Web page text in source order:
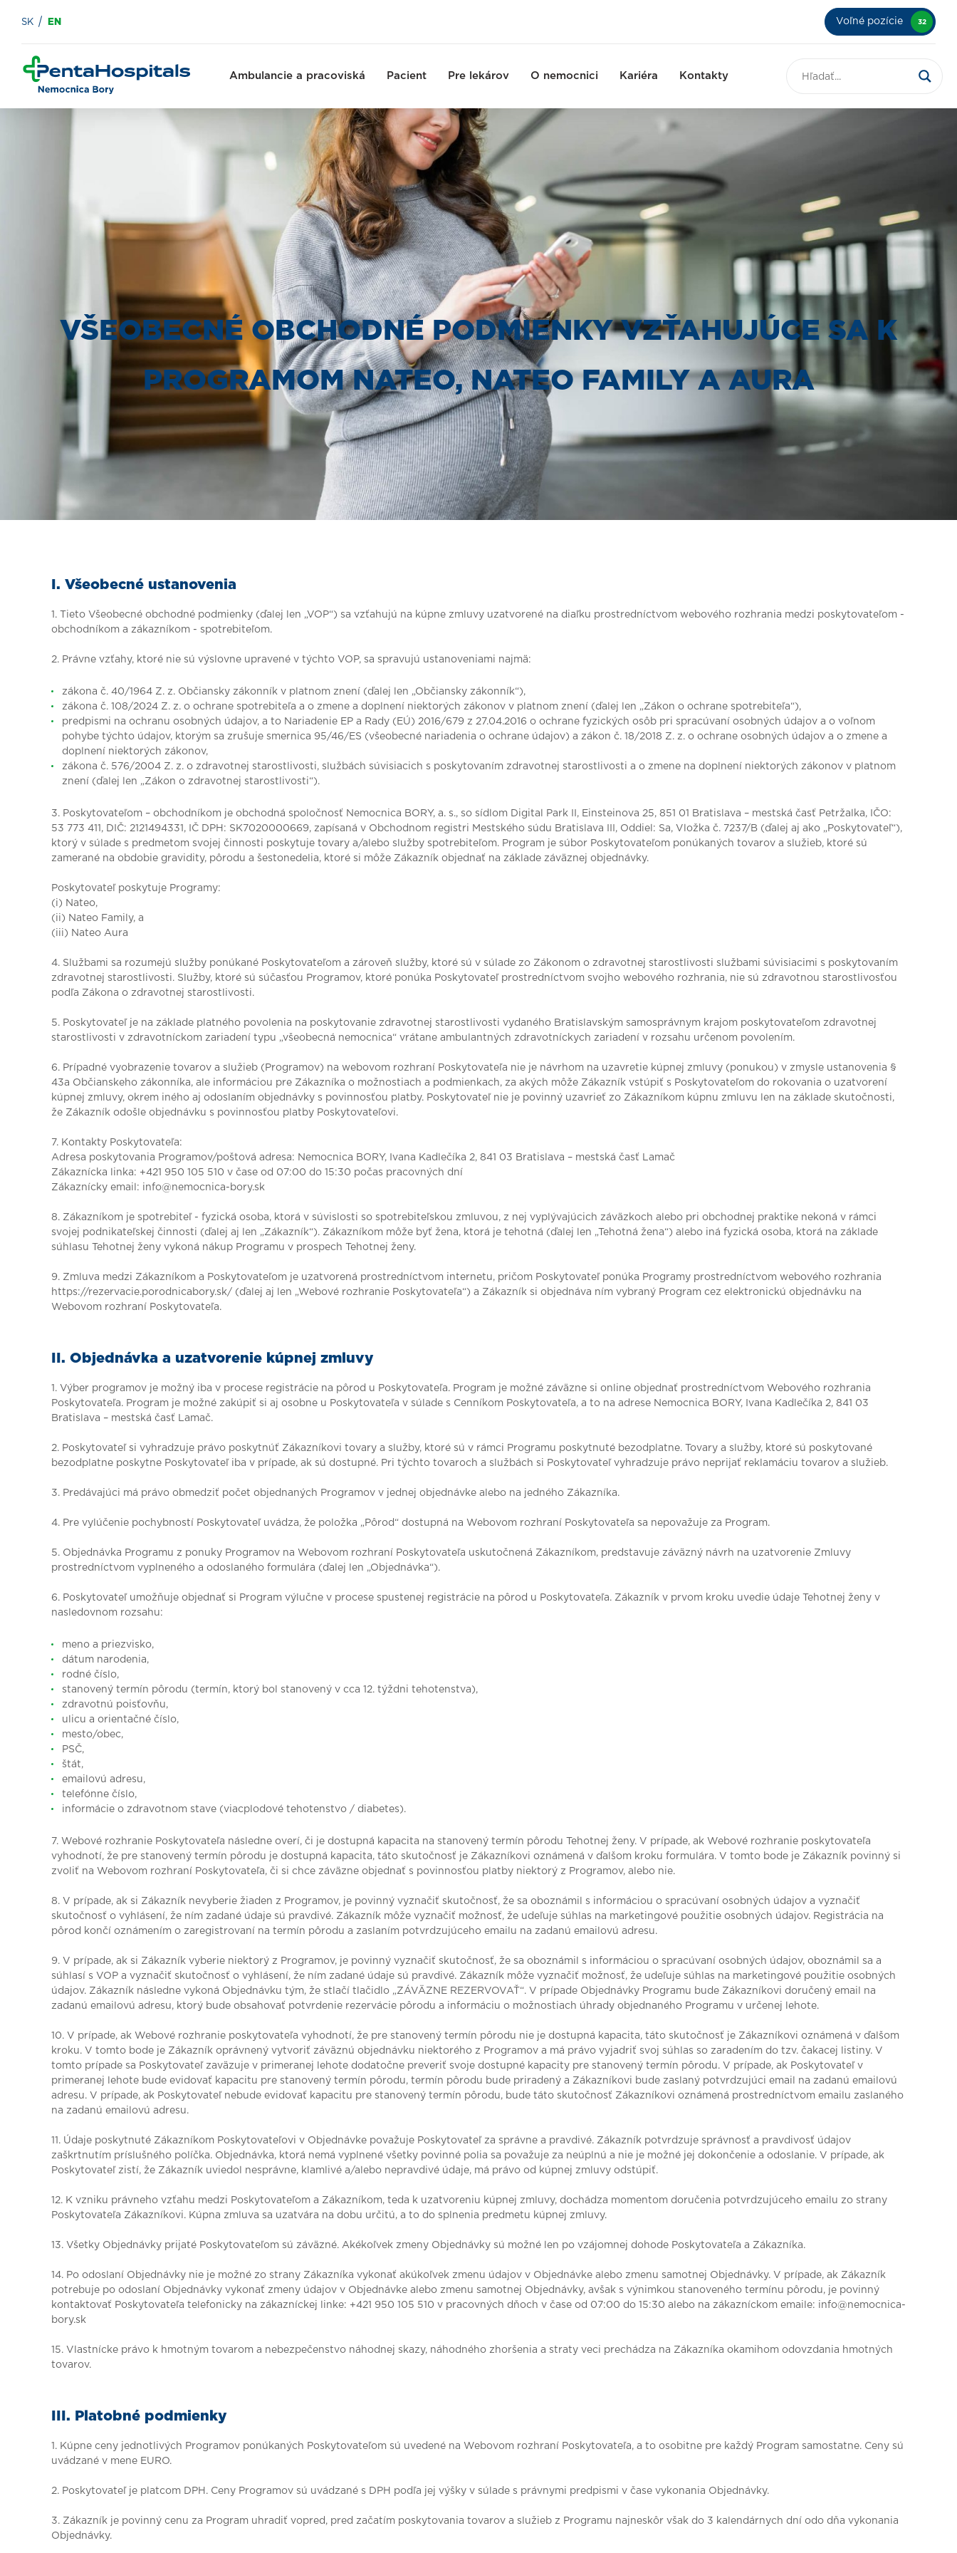
SK EN Voľné pozície 32
Ambulancie a pracoviská Pacient Pre lekárov O nemocnici Kariéra Kontakty
VŠEOBECNÉ OBCHODNÉ PODMIENKY VZŤAHUJÚCE SA K
PROGRAMOM NATEO, NATEO FAMILY A AURA
I. Všeobecné ustanovenia
1. Tieto Všeobecné obchodné podmienky (ďalej len „VOP“) sa vzťahujú na kúpne zmluvy uzatvorené na diaľku prostredníctvom webového rozhrania medzi poskytovateľom -
obchodníkom a zákazníkom - spotrebiteľom.
2. Právne vzťahy, ktoré nie sú výslovne upravené v týchto VOP, sa spravujú ustanoveniami najmä:
zákona č. 40/1964 Z. z. Občiansky zákonník v platnom znení (ďalej len „Občiansky zákonník“),
zákona č. 108/2024 Z. z. o ochrane spotrebiteľa a o zmene a doplnení niektorých zákonov v platnom znení (ďalej len „Zákon o ochrane spotrebiteľa“),
predpismi na ochranu osobných údajov, a to Nariadenie EP a Rady (EÚ) 2016/679 z 27.04.2016 o ochrane fyzických osôb pri spracúvaní osobných údajov a o voľnom
pohybe týchto údajov, ktorým sa zrušuje smernica 95/46/ES (všeobecné nariadenia o ochrane údajov) a zákon č. 18/2018 Z. z. o ochrane osobných údajov a o zmene a
doplnení niektorých zákonov,
zákona č. 576/2004 Z. z. o zdravotnej starostlivosti, službách súvisiacich s poskytovaním zdravotnej starostlivosti a o zmene na doplnení niektorých zákonov v platnom
znení (ďalej len „Zákon o zdravotnej starostlivosti“).
3. Poskytovateľom – obchodníkom je obchodná spoločnosť Nemocnica BORY, a. s., so sídlom Digital Park II, Einsteinova 25, 851 01 Bratislava – mestská časť Petržalka, IČO:
53 773 411, DIČ: 2121494331, IČ DPH: SK7020000669, zapísaná v Obchodnom registri Mestského súdu Bratislava III, Oddiel: Sa, Vložka č. 7237/B (ďalej aj ako „Poskytovateľ“),
ktorý v súlade s predmetom svojej činnosti poskytuje tovary a/alebo služby spotrebiteľom. Program je súbor Poskytovateľom ponúkaných tovarov a služieb, ktoré sú
zamerané na obdobie gravidity, pôrodu a šestonedelia, ktoré si môže Zákazník objednať na základe záväznej objednávky.
Poskytovateľ poskytuje Programy:
(i) Nateo,
(ii) Nateo Family, a
(iii) Nateo Aura
4. Službami sa rozumejú služby ponúkané Poskytovateľom a zároveň služby, ktoré sú v súlade zo Zákonom o zdravotnej starostlivosti službami súvisiacimi s poskytovaním
zdravotnej starostlivosti. Služby, ktoré sú súčasťou Programov, ktoré ponúka Poskytovateľ prostredníctvom svojho webového rozhrania, nie sú zdravotnou starostlivosťou
podľa Zákona o zdravotnej starostlivosti.
5. Poskytovateľ je na základe platného povolenia na poskytovanie zdravotnej starostlivosti vydaného Bratislavským samosprávnym krajom poskytovateľom zdravotnej
starostlivosti v zdravotníckom zariadení typu „všeobecná nemocnica“ vrátane ambulantných zdravotníckych zariadení v rozsahu určenom povolením.
6. Prípadné vyobrazenie tovarov a služieb (Programov) na webovom rozhraní Poskytovateľa nie je návrhom na uzavretie kúpnej zmluvy (ponukou) v zmysle ustanovenia §
43a Občianskeho zákonníka, ale informáciou pre Zákazníka o možnostiach a podmienkach, za akých môže Zákazník vstúpiť s Poskytovateľom do rokovania o uzatvorení
kúpnej zmluvy, okrem iného aj odoslaním objednávky s povinnosťou platby. Poskytovateľ nie je povinný uzavrieť zo Zákazníkom kúpnu zmluvu len na základe skutočnosti,
že Zákazník odošle objednávku s povinnosťou platby Poskytovateľovi.
7. Kontakty Poskytovateľa:
Adresa poskytovania Programov/poštová adresa: Nemocnica BORY, Ivana Kadlečíka 2, 841 03 Bratislava – mestská časť Lamač
Zákaznícka linka: +421 950 105 510 v čase od 07:00 do 15:30 počas pracovných dní
Zákaznícky email: info@nemocnica-bory.sk
8. Zákazníkom je spotrebiteľ - fyzická osoba, ktorá v súvislosti so spotrebiteľskou zmluvou, z nej vyplývajúcich záväzkoch alebo pri obchodnej praktike nekoná v rámci
svojej podnikateľskej činnosti (ďalej aj len „Zákazník“). Zákazníkom môže byť žena, ktorá je tehotná (ďalej len „Tehotná žena“) alebo iná fyzická osoba, ktorá na základe
súhlasu Tehotnej ženy vykoná nákup Programu v prospech Tehotnej ženy.
9. Zmluva medzi Zákazníkom a Poskytovateľom je uzatvorená prostredníctvom internetu, pričom Poskytovateľ ponúka Programy prostredníctvom webového rozhrania
https://rezervacie.porodnicabory.sk/ (ďalej aj len „Webové rozhranie Poskytovateľa“) a Zákazník si objednáva ním vybraný Program cez elektronickú objednávku na
Webovom rozhraní Poskytovateľa.
II. Objednávka a uzatvorenie kúpnej zmluvy
1. Výber programov je možný iba v procese registrácie na pôrod u Poskytovateľa. Program je možné záväzne si online objednať prostredníctvom Webového rozhrania
Poskytovateľa. Program je možné zakúpiť si aj osobne u Poskytovateľa v súlade s Cenníkom Poskytovateľa, a to na adrese Nemocnica BORY, Ivana Kadlečíka 2, 841 03
Bratislava – mestská časť Lamač.
2. Poskytovateľ si vyhradzuje právo poskytnúť Zákazníkovi tovary a služby, ktoré sú v rámci Programu poskytnuté bezodplatne. Tovary a služby, ktoré sú poskytované
bezodplatne poskytne Poskytovateľ iba v prípade, ak sú dostupné. Pri týchto tovaroch a službách si Poskytovateľ vyhradzuje právo neprijať reklamáciu tovarov a služieb.
3. Predávajúci má právo obmedziť počet objednaných Programov v jednej objednávke alebo na jedného Zákazníka.
4. Pre vylúčenie pochybností Poskytovateľ uvádza, že položka „Pôrod“ dostupná na Webovom rozhraní Poskytovateľa sa nepovažuje za Program.
5. Objednávka Programu z ponuky Programov na Webovom rozhraní Poskytovateľa uskutočnená Zákazníkom, predstavuje záväzný návrh na uzatvorenie Zmluvy
prostredníctvom vyplneného a odoslaného formulára (ďalej len „Objednávka“).
6. Poskytovateľ umožňuje objednať si Program výlučne v procese spustenej registrácie na pôrod u Poskytovateľa. Zákazník v prvom kroku uvedie údaje Tehotnej ženy v
nasledovnom rozsahu:
meno a priezvisko,
dátum narodenia,
rodné číslo,
stanovený termín pôrodu (termín, ktorý bol stanovený v cca 12. týždni tehotenstva),
zdravotnú poisťovňu,
ulicu a orientačné číslo,
mesto/obec,
PSČ,
štát,
emailovú adresu,
telefónne číslo,
informácie o zdravotnom stave (viacplodové tehotenstvo / diabetes).
7. Webové rozhranie Poskytovateľa následne overí, či je dostupná kapacita na stanovený termín pôrodu Tehotnej ženy. V prípade, ak Webové rozhranie poskytovateľa
vyhodnotí, že pre stanovený termín pôrodu je dostupná kapacita, táto skutočnosť je Zákazníkovi oznámená v ďalšom kroku formulára. V tomto bode je Zákazník povinný si
zvoliť na Webovom rozhraní Poskytovateľa, či si chce záväzne objednať s povinnosťou platby niektorý z Programov, alebo nie.
8. V prípade, ak si Zákazník nevyberie žiaden z Programov, je povinný vyznačiť skutočnosť, že sa oboznámil s informáciou o spracúvaní osobných údajov a vyznačiť
skutočnosť o vyhlásení, že ním zadané údaje sú pravdivé. Zákazník môže vyznačiť možnosť, že udeľuje súhlas na marketingové použitie osobných údajov. Registrácia na
pôrod končí oznámením o zaregistrovaní na termín pôrodu a zaslaním potvrdzujúceho emailu na zadanú emailovú adresu.
9. V prípade, ak si Zákazník vyberie niektorý z Programov, je povinný vyznačiť skutočnosť, že sa oboznámil s informáciou o spracúvaní osobných údajov, oboznámil sa a
súhlasí s VOP a vyznačiť skutočnosť o vyhlásení, že ním zadané údaje sú pravdivé. Zákazník môže vyznačiť možnosť, že udeľuje súhlas na marketingové použitie osobných
údajov. Zákazník následne vykoná Objednávku tým, že stlačí tlačidlo „ZÁVÄZNE REZERVOVAŤ“. V prípade Objednávky Programu bude Zákazníkovi doručený email na
zadanú emailovú adresu, ktorý bude obsahovať potvrdenie rezervácie pôrodu a informáciu o možnostiach úhrady objednaného Programu v určenej lehote.
10. V prípade, ak Webové rozhranie poskytovateľa vyhodnotí, že pre stanovený termín pôrodu nie je dostupná kapacita, táto skutočnosť je Zákazníkovi oznámená v ďalšom
kroku. V tomto bode je Zákazník oprávnený vytvoriť záväznú objednávku niektorého z Programov a má právo vyjadriť svoj súhlas so zaradením do tzv. čakacej listiny. V
tomto prípade sa Poskytovateľ zaväzuje v primeranej lehote dodatočne preveriť svoje dostupné kapacity pre stanovený termín pôrodu. V prípade, ak Poskytovateľ v
primeranej lehote bude evidovať kapacitu pre stanovený termín pôrodu, termín pôrodu bude priradený a Zákazníkovi bude zaslaný potvrdzujúci email na zadanú emailovú
adresu. V prípade, ak Poskytovateľ nebude evidovať kapacitu pre stanovený termín pôrodu, bude táto skutočnosť Zákazníkovi oznámená prostredníctvom emailu zaslaného
na zadanú emailovú adresu.
11. Údaje poskytnuté Zákazníkom Poskytovateľovi v Objednávke považuje Poskytovateľ za správne a pravdivé. Zákazník potvrdzuje správnosť a pravdivosť údajov
zaškrtnutím príslušného políčka. Objednávka, ktorá nemá vyplnené všetky povinné polia sa považuje za neúplnú a nie je možné jej dokončenie a odoslanie. V prípade, ak
Poskytovateľ zistí, že Zákazník uviedol nesprávne, klamlivé a/alebo nepravdivé údaje, má právo od kúpnej zmluvy odstúpiť.
12. K vzniku právneho vzťahu medzi Poskytovateľom a Zákazníkom, teda k uzatvoreniu kúpnej zmluvy, dochádza momentom doručenia potvrdzujúceho emailu zo strany
Poskytovateľa Zákazníkovi. Kúpna zmluva sa uzatvára na dobu určitú, a to do splnenia predmetu kúpnej zmluvy.
13. Všetky Objednávky prijaté Poskytovateľom sú záväzné. Akékoľvek zmeny Objednávky sú možné len po vzájomnej dohode Poskytovateľa a Zákazníka.
14. Po odoslaní Objednávky nie je možné zo strany Zákazníka vykonať akúkoľvek zmenu údajov v Objednávke alebo zmenu samotnej Objednávky. V prípade, ak Zákazník
potrebuje po odoslaní Objednávky vykonať zmeny údajov v Objednávke alebo zmenu samotnej Objednávky, avšak s výnimkou stanoveného termínu pôrodu, je povinný
kontaktovať Poskytovateľa telefonicky na zákazníckej linke: +421 950 105 510 v pracovných dňoch v čase od 07:00 do 15:30 alebo na zákazníckom emaile: info@nemocnica-
bory.sk
15. Vlastnícke právo k hmotným tovarom a nebezpečenstvo náhodnej skazy, náhodného zhoršenia a straty veci prechádza na Zákazníka okamihom odovzdania hmotných
tovarov.
III. Platobné podmienky
1. Kúpne ceny jednotlivých Programov ponúkaných Poskytovateľom sú uvedené na Webovom rozhraní Poskytovateľa, a to osobitne pre každý Program samostatne. Ceny sú
uvádzané v mene EURO.
2. Poskytovateľ je platcom DPH. Ceny Programov sú uvádzané s DPH podľa jej výšky v súlade s právnymi predpismi v čase vykonania Objednávky.
3. Zákazník je povinný cenu za Program uhradiť vopred, pred začatím poskytovania tovarov a služieb z Programu najneskôr však do 3 kalendárnych dní odo dňa vykonania
Objednávky.